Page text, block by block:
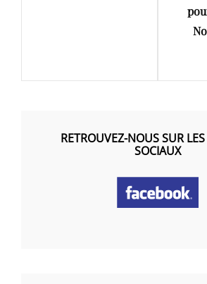
RETROUVEZ-NOUS SUR
SOCIAUX